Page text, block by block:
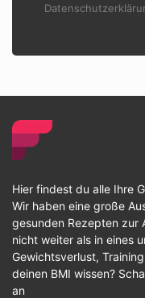
Hier findest du alle Ihre
Wir haben eine große
gesunden Rezepten zur
nicht weiter als in eines
Gewichtsverlust,
deinen BMI wissen?
an